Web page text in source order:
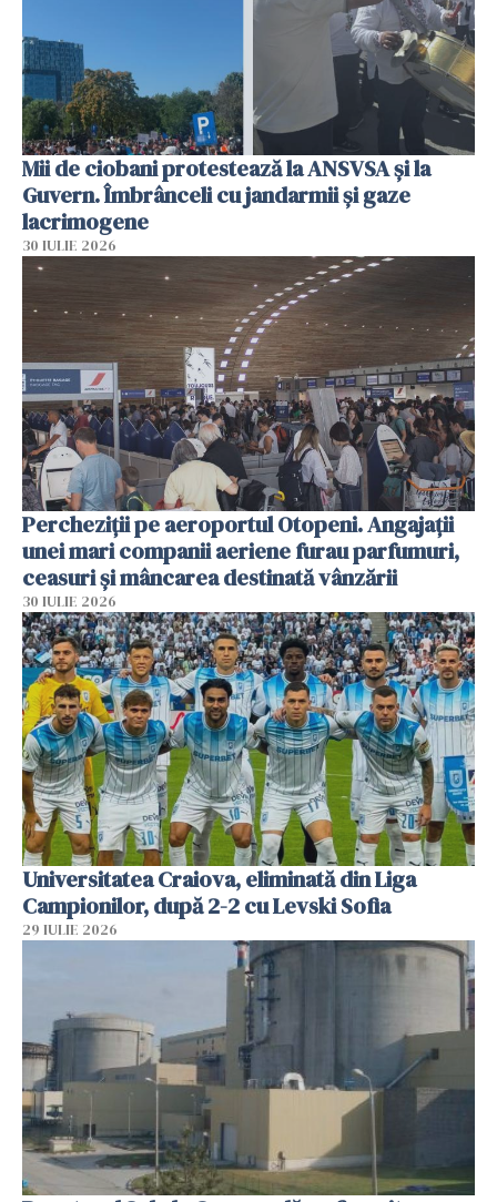
Mii de ciobani protestează la ANSVSA și la
Guvern. Îmbrânceli cu jandarmii și gaze
lacrimogene
30 IULIE 2026
Percheziții pe aeroportul Otopeni. Angajații
unei mari companii aeriene furau parfumuri,
ceasuri și mâncarea destinată vânzării
30 IULIE 2026
Universitatea Craiova, eliminată din Liga
Campionilor, după 2-2 cu Levski Sofia
29 IULIE 2026